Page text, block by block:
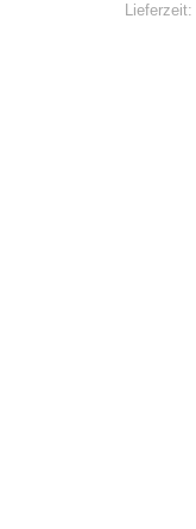
Lieferzeit: